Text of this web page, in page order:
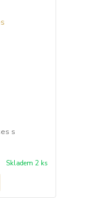
s
Skladem 2 ks